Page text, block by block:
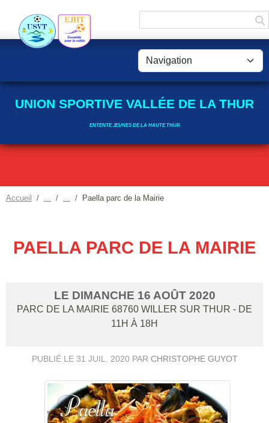
UNION SPORTIVE VALLÉE DE LA THUR
ENTENTE JEUNES DE LA HAUTE THUR
Accueil Paella parc de la Mairie
PAELLA PARC DE LA MAIRIE
LE DIMANCHE 16 AOÛT 2020
PARC DE LA MAIRIE 68760 WILLER SUR THUR - DE
11H À 18H
PUBLIÉ LE 31 JUIL. 2020 PAR CHRISTOPHE GUYOT